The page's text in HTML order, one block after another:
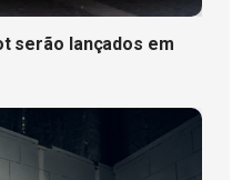
serão lançados em